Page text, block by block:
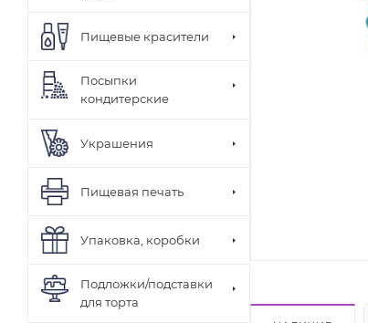
Пищевые красители
Посыпки
кондитерские
Украшения
Пищевая печать
Упаковка, коробки
Подложки/подставки
для торта